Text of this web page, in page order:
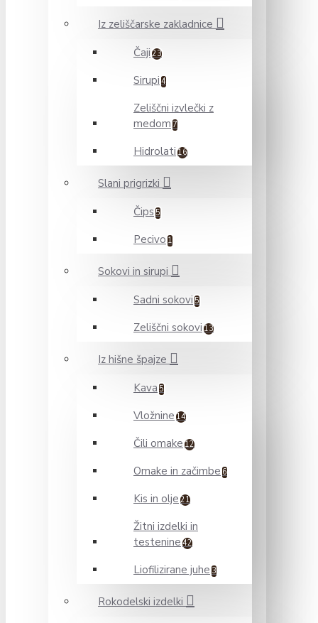
Iz zeliščarske zakladnice
Čaji 23
Sirupi 4
Zeliščni izvlečki z
medom 7
Hidrolati 16
Slani prigrizki
Čips 5
Pecivo 1
Sokovi in sirupi
Sadni sokovi 5
Zeliščni sokovi 13
Iz hišne špajze
Kava 5
Vložnine 14
Čili omake 12
Omake in začimbe 6
Kis in olje 21
Žitni izdelki in
testenine 42
Liofilizirane juhe 3
Rokodelski izdelki